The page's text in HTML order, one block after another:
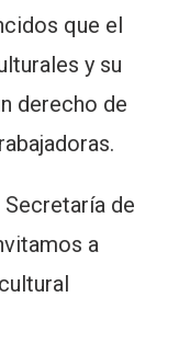
que el
y su
derecho de
de
a